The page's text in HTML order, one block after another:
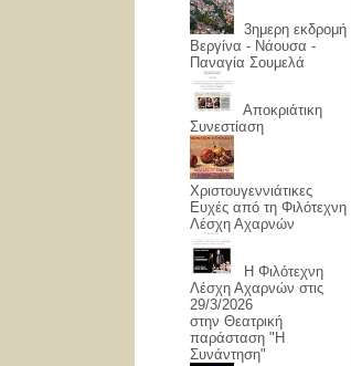
3ημερη εκδρομή
Βεργίνα - Νάουσα -
Παναγία Σουμελά
Αποκριάτικη
Συνεστίαση
Χριστουγεννιάτικες
Ευχές από τη Φιλότεχνη
Λέσχη Αχαρνών
Η Φιλότεχνη
Λέσχη Αχαρνών στις
29/3/2026
στην Θεατρική
παράσταση "Η
Συνάντηση"